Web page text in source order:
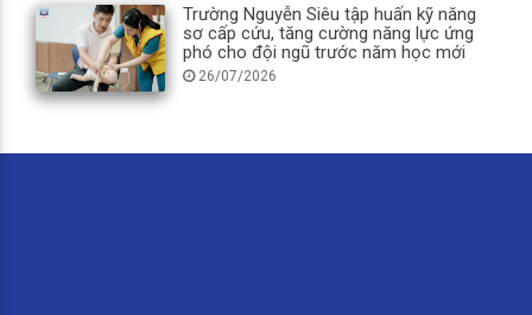
Trường Nguyễn Siêu tập huấn kỹ năng
sơ cấp cứu, tăng cường năng lực ứng
phó cho đội ngũ trước năm học mới
26/07/2026